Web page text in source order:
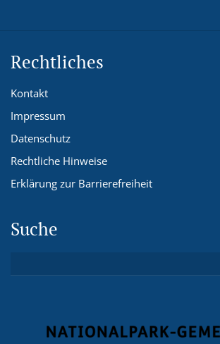
Rechtliches
Kontakt
Impressum
Datenschutz
Rechtliche Hinweise
Erklärung zur Barrierefreiheit
Suche